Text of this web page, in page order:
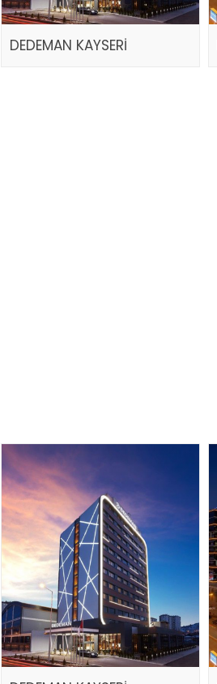
DEDEMAN KAYSERİ